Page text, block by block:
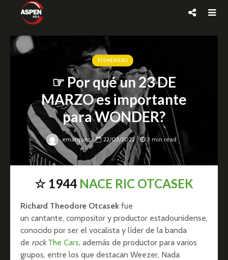
EFEMÉRIDES
☞ Por qué un 23 DE
MARZO es importante
para WONDER?
emarquez 22/03/2022 3 min read
☆ 1944 NACE RIC OTCASEK
Richard Theodore Otcasek fue
un cantante, compositor y productor estadounidense,
conocido por ser el vocalista y líder de la banda
de rock The Cars, además de productor para varios
grupos, entre los que destacan Weezer, Nada